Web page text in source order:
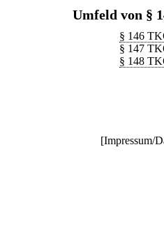
Umfeld von §
§ 146
§ 147
§ 148
[Impressum/